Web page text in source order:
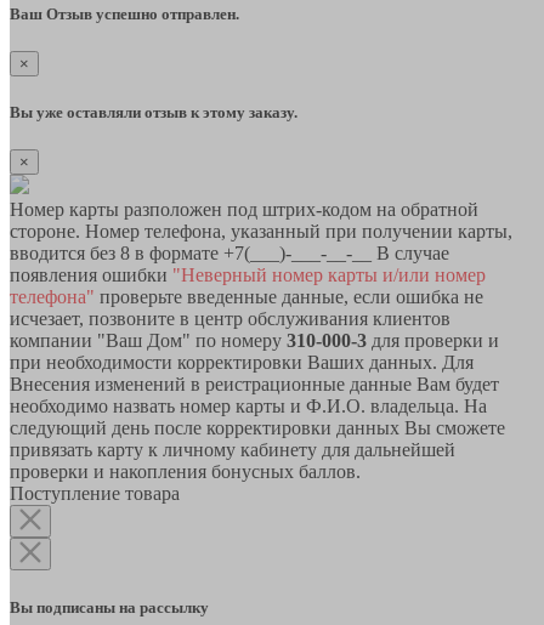
Ваш Отзыв успешно отправлен.
×
Вы уже оставляли отзыв к этому заказу.
×
Номер карты разположен под штрих-кодом на обратной
стороне. Номер телефона, указанный при получении карты,
вводится без 8 в формате +7(___)-___-__-__ В случае
появления ошибки "Неверный номер карты и/или номер
телефона" проверьте введенные данные, если ошибка не
исчезает, позвоните в центр обслуживания клиентов
компании "Ваш Дом" по номеру 310-000-3 для проверки и
при необходимости корректировки Ваших данных. Для
Внесения изменений в реистрационные данные Вам будет
необходимо назвать номер карты и Ф.И.О. владельца. На
следующий день после корректировки данных Вы сможете
привязать карту к личному кабинету для дальнейшей
проверки и накопления бонусных баллов.
Поступление товара
Вы подписаны на рассылку